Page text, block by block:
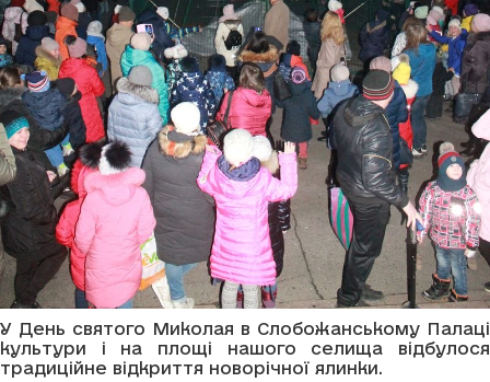
У День святого Миколая в Слобожанському Палаці
культури і на площі нашого селища відбулося
традиційне відкриття новорічної ялинки.